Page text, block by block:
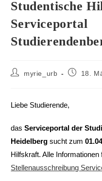
Studentische
Serviceportal
myrie_urb 18.
Liebe Studierende,
dasServiceportal der
Heidelberg sucht zum
Hilfskraft. Alle Informationen
Stellenausschreibung